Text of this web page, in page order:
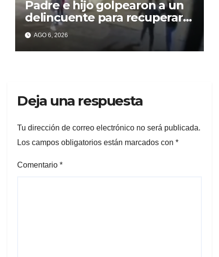
Padre e hijo golpearon a un
delincuente para recuperar
un celular robado en Berisso
AGO 6, 2026
Deja una respuesta
Tu dirección de correo electrónico no será publicada.
Los campos obligatorios están marcados con *
Comentario *